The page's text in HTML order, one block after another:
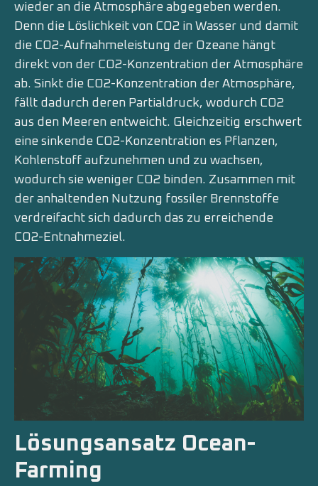
wieder an die Atmosphäre abgegeben werden.
Denn die Löslichkeit von CO2 in Wasser und damit
die CO2-Aufnahmeleistung der Ozeane hängt
direkt von der CO2-Konzentration der Atmosphäre
ab. Sinkt die CO2-Konzentration der Atmosphäre,
fällt dadurch deren Partialdruck, wodurch CO2
aus den Meeren entweicht. Gleichzeitig erschwert
eine sinkende CO2-Konzentration es Pflanzen,
Kohlenstoff aufzunehmen und zu wachsen,
wodurch sie weniger CO2 binden. Zusammen mit
der anhaltenden Nutzung fossiler Brennstoffe
verdreifacht sich dadurch das zu erreichende
CO2-Entnahmeziel.
Lösungsansatz Ocean-
Farming